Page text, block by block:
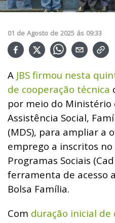
01 de Agosto de 2025 ás 09:33
A JBS firmou nesta
de cooperação técnica
por meio do Ministério
Assistência Social,
(MDS), para ampliar a
emprego a inscritos
Programas Sociais
ferramenta de acesso
Bolsa Família.
Com duração inicial de